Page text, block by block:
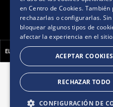
POLÍTICAS DE
AVISO DE
ELEGÍ TU PAÍS
en Centro de Cookies. También
rechazarlas o configurarlas.
bloquear algunos tipos de
afectar la experiencia en el
ACEPTAR COOKIES
RECHAZAR TODO
CONFIGURACIÓN DE